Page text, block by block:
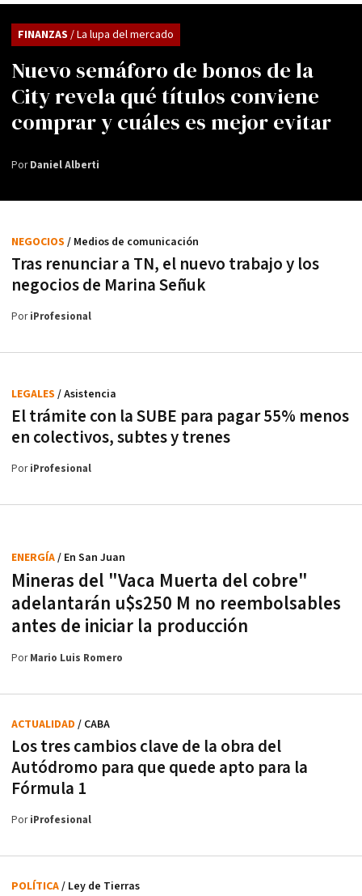
Nuevo semáforo de bonos de la
City revela qué títulos conviene
comprar y cuáles es mejor evitar
FINANZAS / La lupa del mercado
PorDaniel Alberti
Tras renunciar a TN, el nuevo trabajo y los
negocios de Marina Señuk
NEGOCIOS / Medios de comunicación
PoriProfesional
El trámite con la SUBE para pagar 55% menos
en colectivos, subtes y trenes
LEGALES / Asistencia
PoriProfesional
Mineras del "Vaca Muerta del cobre"
adelantarán u$s250 M no reembolsables
antes de iniciar la producción
ENERGÍA/ En San Juan
PorMario Luis Romero
Los tres cambios clave de la obra del
Autódromo para que quede apto para la
Fórmula 1
ACTUALIDAD / CABA
PoriProfesional
POLÍTICA/ Ley de Tierras